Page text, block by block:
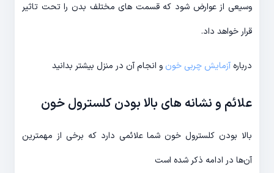
وسیعی از عوارض شود که قسمت های مختلف بدن را تحت تاثیر
قرار خواهد داد.
درباره آزمایش چربی خون و انجام آن در منزل بیشتر بدانید
علائم و نشانه های بالا بودن کلسترول خون
بالا بودن کلسترول خون شما علائمی دارد که برخی از مهمترین
آن‌ها در ادامه ذکر شده است